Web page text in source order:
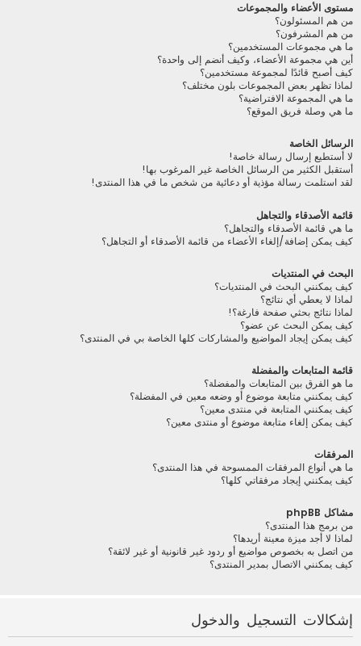
مستوى الأعضاء والمجموعات
من هم المسئولون؟
من هم المشرفون؟
ما هي مجموعات المستخدمين؟
أين هي مجموعة الأعضاء، وكيف أنضم إلى واحدة؟
كيف أصبح قائدًا لمجموعة مستخدمين؟
لماذا تظهر بعض المجموعات بلون مختلف؟
ما هي المجموعة الافتراضية؟
ما هي وصلة فريق الموقع؟
الرسائل الخاصة
لا أستطيع إرسال رسالة خاصة!
أستقبل الكثير من الرسائل الخاصة غير المرغوب بها!
لقد استلمت رسالة مؤذية أو دعائية من شخص ما في هذا المنتدى!
قائمة الأصدقاء والتجاهل
ما هي قائمة الأصدقاء والتجاهل؟
كيف يمكن إضافة/إلغاء الأعضاء من قائمة الأصدقاء أو التجاهل؟
البحث في المنتديات
كيف يمكنني البحث في المنتديات؟
لماذا لا يعطي أي نتائج؟
لماذا نتائج بحثي صفحة فارغة؟!
كيف يمكن البحث عن عضو؟
كيف يمكن إيجاد المواضيع والمشاركات كلها الخاصة بي في المنتدى؟
قائمة المتابعات والمفضلة
ما هو الفرق بين المتابعات والمفضلة؟
كيف يمكنني متابعة موضوع أو وضعه معين في المفضلة؟
كيف يمكنني المتابعة في منتدى معين؟
كيف يمكن إلغاء متابعة موضوع أو منتدى معين؟
المرفقات
ما هي أنواع المرفقات الممسوحة في هذا المنتدى؟
كيف يمكنني إيجاد مرفقاتي كلها؟
مشاكل phpBB
من برمج هذا المنتدى؟
لماذا لا أجد ميزة معينة أريدها؟
من اتصل به بخصوص مواضيع أو ردود غير قانونية أو غير لائقة؟
كيف يمكنني الاتصال بمدير المنتدى؟
إشكالات التسجيل والدخول